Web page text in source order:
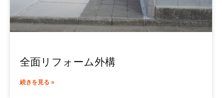
全面リフォーム外構
続きを見る »